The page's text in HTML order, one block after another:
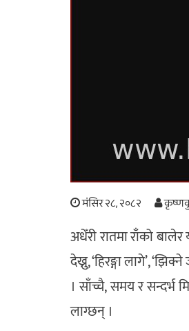
मंसिर २८, २०८२
अधेँरी रातमा राँको
देख्नु, ‘हिरङ्गा लागे’,
। साँच्चै, समय र सन्दर्भ
लाग्छन् ।